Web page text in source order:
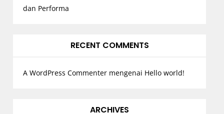
dan Performa
RECENT COMMENTS
A WordPress Commentermengenai Hello world!
ARCHIVES